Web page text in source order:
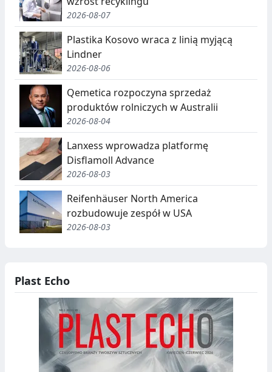
2026-08-07
Plastika Kosovo wraca z linią myjącą
Lindner
2026-08-06
Qemetica rozpoczyna sprzedaż
produktów rolniczych w Australii
2026-08-04
Lanxess wprowadza platformę
Disflamoll Advance
2026-08-03
Reifenhäuser North America
rozbudowuje zespół w USA
2026-08-03
Plast Echo